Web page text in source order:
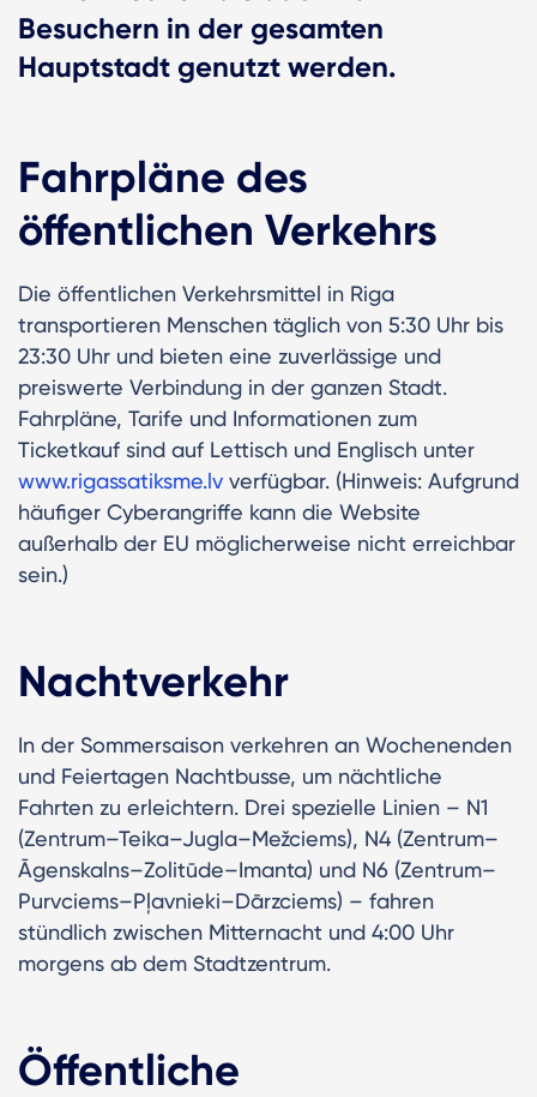
Besuchern in der gesamten
Hauptstadt genutzt werden.
Fahrpläne des
öffentlichen Verkehrs
Die öffentlichen Verkehrsmittel in Riga
transportieren Menschen täglich von 5:30 Uhr bis
23:30 Uhr und bieten eine zuverlässige und
preiswerte Verbindung in der ganzen Stadt.
Fahrpläne, Tarife und Informationen zum
Ticketkauf sind auf Lettisch und Englisch unter
www.rigassatiksme.lv verfügbar. (Hinweis: Aufgrund
häufiger Cyberangriffe kann die Website
außerhalb der EU möglicherweise nicht erreichbar
sein.)
Nachtverkehr
In der Sommersaison verkehren an Wochenenden
und Feiertagen Nachtbusse, um nächtliche
Fahrten zu erleichtern. Drei spezielle Linien – N1
(Zentrum–Teika–Jugla–Mežciems), N4 (Zentrum–
Āgenskalns–Zolitūde–Imanta) und N6 (Zentrum–
Purvciems–Pļavnieki–Dārzciems) – fahren
stündlich zwischen Mitternacht und 4:00 Uhr
morgens ab dem Stadtzentrum.
Öffentliche